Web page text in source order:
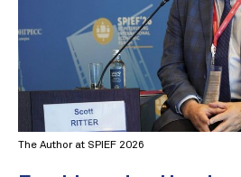
The Author at SPIEF 2026